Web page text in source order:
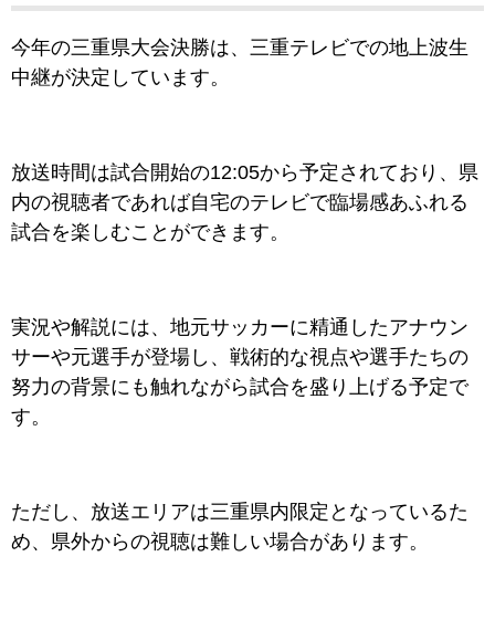
今年の三重県大会決勝は、三重テレビでの地上波生
中継が決定しています。
放送時間は試合開始の12:05から予定されており、県
内の視聴者であれば自宅のテレビで臨場感あふれる
試合を楽しむことができます。
実況や解説には、地元サッカーに精通したアナウン
サーや元選手が登場し、戦術的な視点や選手たちの
努力の背景にも触れながら試合を盛り上げる予定で
す。
ただし、放送エリアは三重県内限定となっているた
め、県外からの視聴は難しい場合があります。